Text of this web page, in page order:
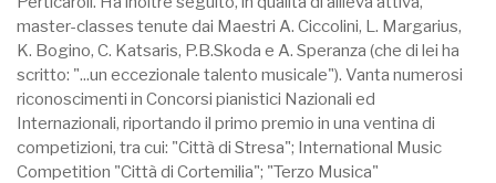
master-classes tenute dai Maestri A. Ciccolini, L. Margarius,
K. Bogino, C. Katsaris, P.B.Skoda e A. Speranza (che di lei ha
scritto: "...un eccezionale talento musicale"). Vanta numerosi
riconoscimenti in Concorsi pianistici Nazionali ed
Internazionali, riportando il primo premio in una ventina di
competizioni, tra cui: "Città di Stresa"; International Music
Competition "Città di Cortemilia"; "Terzo Musica"